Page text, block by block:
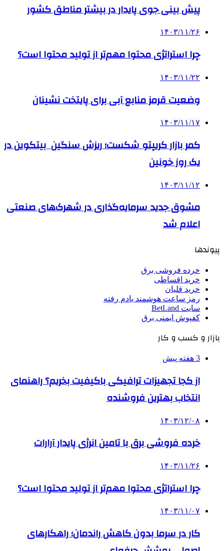
­پیش بینی جوی پایدار در بیشتر مناطق کشور
۱۴۰۳/۱۱/۲۶
چرا استراتژی محتوا مهم‌تر از تولید محتوا است؟
۱۴۰۳/۱۱/۲۲
وضعیت قرمز منابع آبی برای پایتخت نشینان
۱۴۰۳/۱۱/۱۷
کمر بازار کریپتو شکست؛ ریزش سنگین بیتکوین در
یک روز خونین
۱۴۰۳/۱۱/۱۲
مشوق جدید سرمایه‌گذاری در شهرک‌های صنعتی
اعلام شد
پیوندها
خرده فروشی برق
خرید اقساطی
خرید قلیان
رمز ساعت هوشمند یادم رفته
سایت BetLand
کفپوش ایمنی برق
بازار و کسب و کار
3 هفته پیش
از کجا تجهیزات ترافیکی باکیفیت بخریم؟ راهنمای
انتخاب بهترین فروشنده
۱۴۰۳/۱۲/۰۸
خرده فروشی برق با تامین انرژی پایدار آرارات
۱۴۰۳/۱۱/۲۶
چرا استراتژی محتوا مهم‌تر از تولید محتوا است؟
۱۴۰۳/۱۱/۰۷
کار در سرما بدون کاهش راندمان؛ راهکارهای